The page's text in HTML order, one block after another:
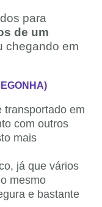
para
de um
chegando em
transportado em
com outros
mais
já que vários
mesmo
e bastante